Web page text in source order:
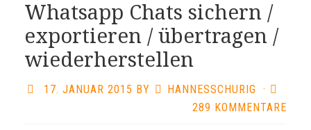
Whatsapp Chats sichern /
exportieren / übertragen /
wiederherstellen
17. JANUAR 2015 BY HANNESSCHURIG ·
289 KOMMENTARE